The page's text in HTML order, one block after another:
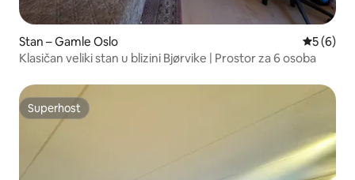
Stan – Gamle Oslo
5 (6)
Klasičan veliki stan u blizini Bjørvike | Prostor za 6 osoba
Superhost
Superhost